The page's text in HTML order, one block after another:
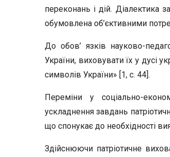
переконань і дій. Діалектика
обумовлена об’єктивними
До обов’ язків науково-
України, виховувати їх у дусі
символів України» [1, с. 44].
Переміни у соціально-
ускладнення завдань
що спонукає до необхідності
Здійснюючи патріотичне